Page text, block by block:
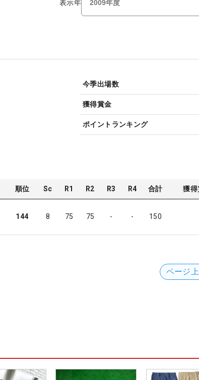
表示年
今季出場数
獲得賞金
ポイントランキング
順位 Sc R1 R2 R3 R4 合計 獲得
144 8 75 75 - - 150
ページ